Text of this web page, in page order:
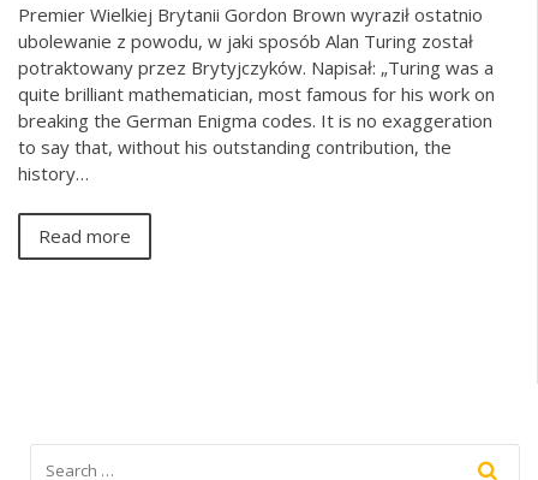
Premier Wielkiej Brytanii Gordon Brown wyraził ostatnio
ubolewanie z powodu, w jaki sposób Alan Turing został
potraktowany przez Brytyjczyków. Napisał: „Turing was a
quite brilliant mathematician, most famous for his work on
breaking the German Enigma codes. It is no exaggeration
to say that, without his outstanding contribution, the
history…
Read more